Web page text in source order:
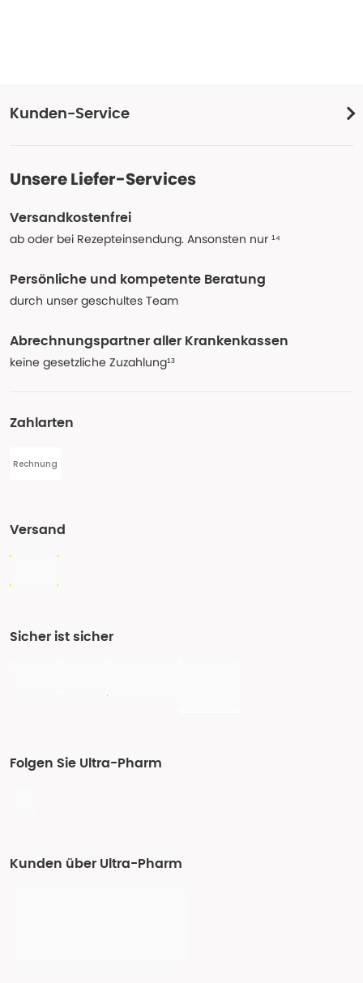
Kunden-Service
Unsere Liefer-Services
Versandkostenfrei
ab oder bei Rezepteinsendung. Ansonsten nur ¹⁴
Persönliche und kompetente Beratung
durch unser geschultes Team
Abrechnungspartner aller Krankenkassen
keine gesetzliche Zuzahlung¹³
Zahlarten
Rechnung
Versand
Sicher ist sicher
Folgen Sie Ultra-Pharm
Kunden über Ultra-Pharm